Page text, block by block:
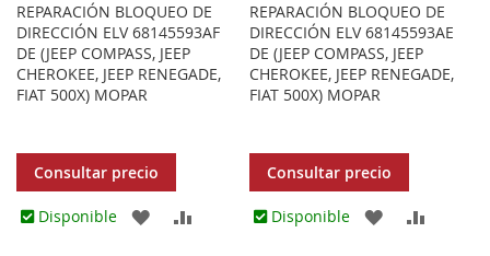
REPARACIÓN BLOQUEO DE
DIRECCIÓN ELV 68145593AF
DE (JEEP COMPASS, JEEP
CHEROKEE, JEEP RENEGADE,
FIAT 500X) MOPAR
Consultar precio
Disponible
AGREGAR
REPARACIÓN BLOQUEO DE
DIRECCIÓN ELV 68145593AE
DE (JEEP COMPASS, JEEP
CHEROKEE, JEEP RENEGADE,
FIAT 500X) MOPAR
Consultar precio
Disponible
AGREGAR